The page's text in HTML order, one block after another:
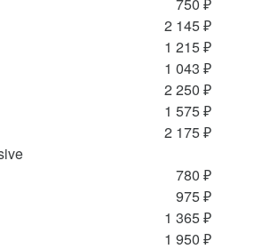
2 145 ₽
1 215 ₽
1 043 ₽
2 250 ₽
1 575 ₽
2 175 ₽
780 ₽
975 ₽
1 365 ₽
1 950 ₽